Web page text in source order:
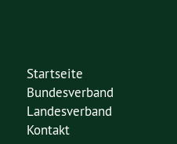
Startseite
Bundesverband
Landesverband
Kontakt